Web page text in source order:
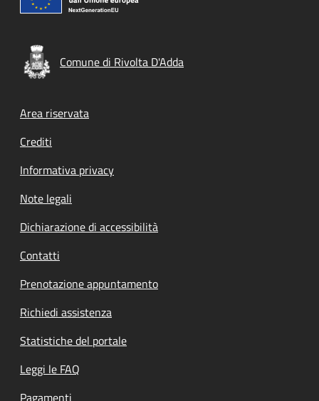
Comune di Rivolta D'Adda
Footer menu
Area riservata
Crediti
Informativa privacy
Note legali
Dichiarazione di accessibilità
Contatti
Prenotazione appuntamento
Richiedi assistenza
Statistiche del portale
Leggi le FAQ
Pagamenti